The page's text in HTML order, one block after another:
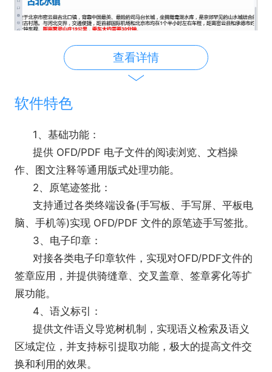
软件及其插件支持切换为全内存缓存模式，在线
阅读时客户端不使用磁盘缓存，可支持无盘工作站，
避免了临时缓存文件造成的泄密风险。软件和插件内
置了文档内容加密推送客户端，可在实现快速在线阅
读的同时，确保文档内容数据传输链路上的安全性。
查看详情
软件特色
1、基础功能：
提供 OFD/PDF 电子文件的阅读浏览、文档操
作、图文注释等通用版式处理功能。
2、原笔迹签批：
支持通过各类终端设备(手写板、手写屏、平板电
脑、手机等)实现 OFD/PDF 文件的原笔迹手写签批。
3、电子印章：
对接各类电子印章软件，实现对OFD/PDF文件的
签章应用，并提供骑缝章、交叉盖章、签章雾化等扩
展功能。
4、语义标引：
提供文件语义导览树机制，实现语义检索及语义
区域定位，并支持标引提取功能，极大的提高文件交
换和利用的效果。